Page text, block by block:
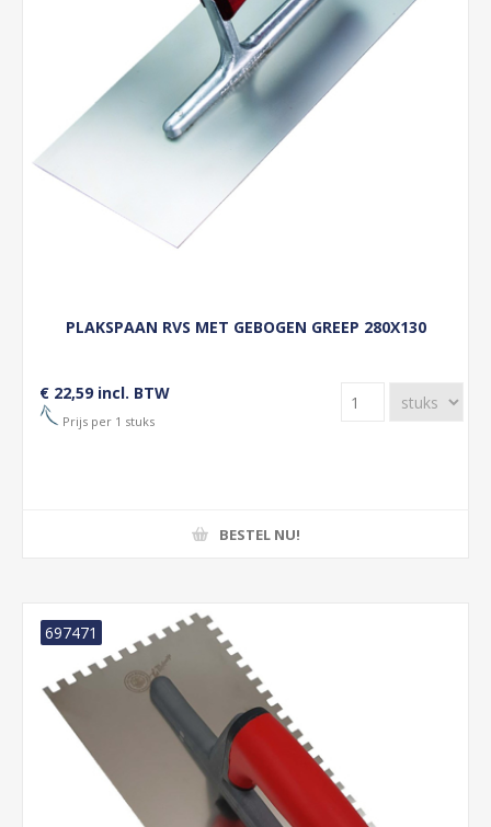
PLAKSPAAN RVS MET GEBOGEN GREEP 280X130
€ 22,59 incl. BTW
Prijs per 1 stuks
BESTEL NU!
697471